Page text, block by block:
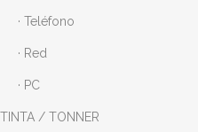
· Teléfono
· Red
· PC
TINTA / TONNER